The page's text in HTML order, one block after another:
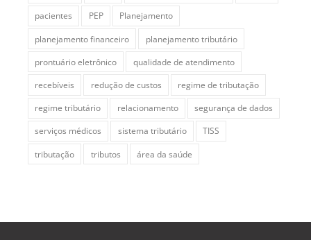
pacientes
PEP
Planejamento
planejamento financeiro
planejamento tributário
prontuário eletrônico
qualidade de atendimento
recebíveis
redução de custos
regime de tributação
regime tributário
relacionamento
segurança de dados
serviços médicos
sistema tributário
TISS
tributação
tributos área da saúde